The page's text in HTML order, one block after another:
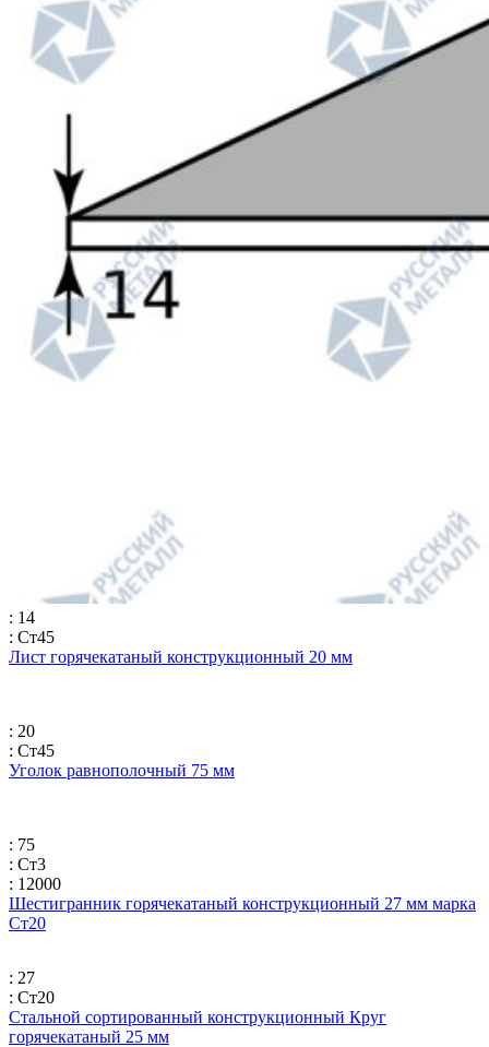
: 14
: Ст45
Лист горячекатаный конструкционный 20 мм
: 20
: Ст45
Уголок равнополочный 75 мм
: 75
: Ст3
: 12000
Шестигранник горячекатаный конструкционный 27 мм марка
Ст20
: 27
: Ст20
Стальной сортированный конструкционный Круг
горячекатаный 25 мм